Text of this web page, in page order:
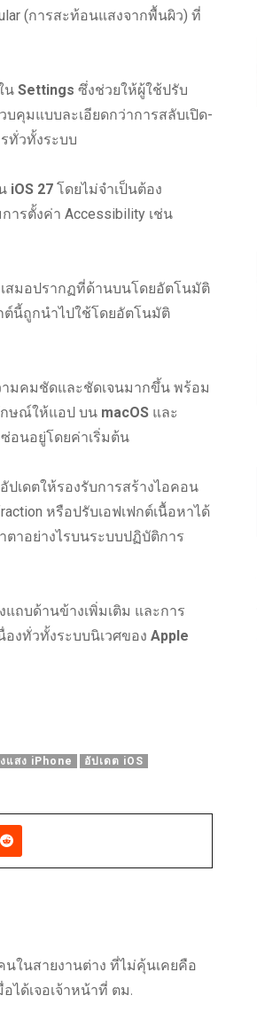
(การสะท้อนแสงจากพื้นผิว) ที่
น Settings ซึ่งช่วยให้ผู้ใช้ปรับ
คุมแบบละเอียดกว่าการสลับเปิด-
ทั่วทั้งระบบ
iOS 27 โดยไม่จำเป็นต้อง
ารตั้งค่า Accessibility เช่น
เสมอปรากฏที่ด้านบนโดยอัตโนมัติ
นี้ถูกนำไปใช้โดยอัตโนมัติ
มคมชัดและชัดเจนมากขึ้น พร้อม
กษณ์ให้แอป บน macOS และ
อนอยู่โดยค่าเริ่มต้น
เดตให้รองรับการสร้างไอคอน
หรือปรับเอฟเฟกต์เนื้อหาได้
ตาอย่างไรบนระบบปฏิบัติการ
แถบด้านข้างเพิ่มเติม และการ
งทั่วทั้งระบบนิเวศของ Apple
แสง iPhone อัปเดต iOS
นในสายงานต่าง ที่ไม่คุ้นเคยคือ
ได้เจอเจ้าหน้าที่ ตม.